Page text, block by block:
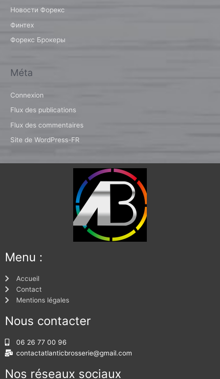
Новости Форекс
Финтех
Форекс Брокеры
Méta
Connexion
Flux des publications
Flux des commentaires
Site de WordPress-FR
Menu :
Accueil
Contact
Mentions légales
Nous contacter
06 26 77 00 96
contactatlanticbrosserie@gmail.com
Nos réseaux sociaux